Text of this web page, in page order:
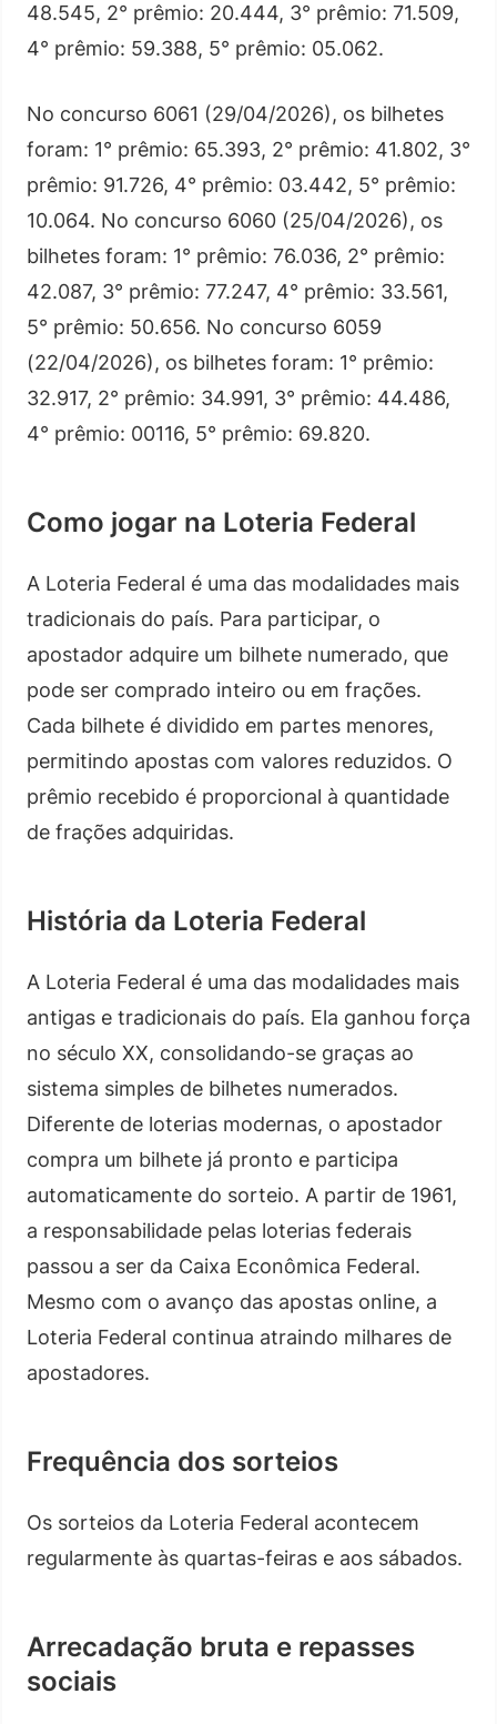
48.545, 2° prêmio: 20.444, 3° prêmio: 71.509,
4° prêmio: 59.388, 5° prêmio: 05.062.
No concurso 6061 (29/04/2026), os bilhetes
foram: 1° prêmio: 65.393, 2° prêmio: 41.802, 3°
prêmio: 91.726, 4° prêmio: 03.442, 5° prêmio:
10.064. No concurso 6060 (25/04/2026), os
bilhetes foram: 1° prêmio: 76.036, 2° prêmio:
42.087, 3° prêmio: 77.247, 4° prêmio: 33.561,
5° prêmio: 50.656. No concurso 6059
(22/04/2026), os bilhetes foram: 1° prêmio:
32.917, 2° prêmio: 34.991, 3° prêmio: 44.486,
4° prêmio: 00116, 5° prêmio: 69.820.
Como jogar na Loteria Federal
A Loteria Federal é uma das modalidades mais
tradicionais do país. Para participar, o
apostador adquire um bilhete numerado, que
pode ser comprado inteiro ou em frações.
Cada bilhete é dividido em partes menores,
permitindo apostas com valores reduzidos. O
prêmio recebido é proporcional à quantidade
de frações adquiridas.
História da Loteria Federal
A Loteria Federal é uma das modalidades mais
antigas e tradicionais do país. Ela ganhou força
no século XX, consolidando-se graças ao
sistema simples de bilhetes numerados.
Diferente de loterias modernas, o apostador
compra um bilhete já pronto e participa
automaticamente do sorteio. A partir de 1961,
a responsabilidade pelas loterias federais
passou a ser da Caixa Econômica Federal.
Mesmo com o avanço das apostas online, a
Loteria Federal continua atraindo milhares de
apostadores.
Frequência dos sorteios
Os sorteios da Loteria Federal acontecem
regularmente às quartas-feiras e aos sábados.
Arrecadação bruta e repasses
sociais